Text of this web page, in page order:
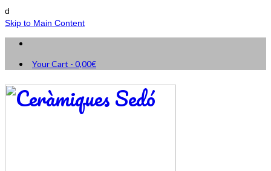
d
Skip to Main Content
Your Cart - 0,00€